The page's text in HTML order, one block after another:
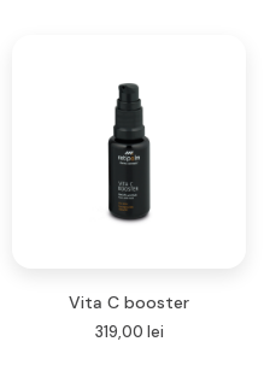
Vita C booster
319,00 lei